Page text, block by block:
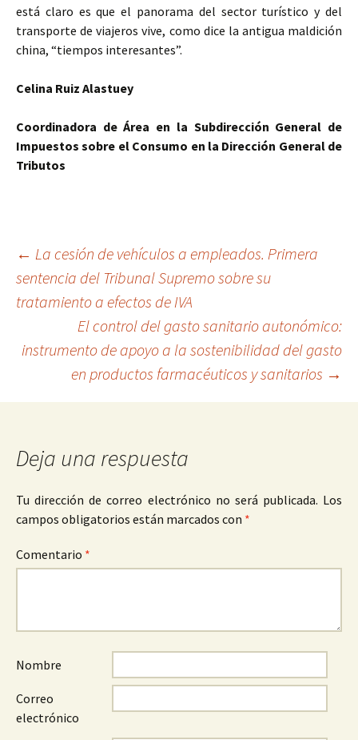
está claro es que el panorama del sector turístico y del
transporte de viajeros vive, como dice la antigua maldición
china, “tiempos interesantes”.
Celina Ruiz Alastuey
Coordinadora de Área en la Subdirección General de
Impuestos sobre el Consumo en la Dirección General de
Tributos
Navegación
de
entradas
← La cesión de vehículos a empleados. Primera
sentencia del Tribunal Supremo sobre su
tratamiento a efectos de IVA
El control del gasto sanitario autonómico:
instrumento de apoyo a la sostenibilidad del gasto
en productos farmacéuticos y sanitarios →
Deja una respuesta
Tu dirección de correo electrónico no será publicada. Los
campos obligatorios están marcados con *
Comentario *
Nombre
Correo
electrónico